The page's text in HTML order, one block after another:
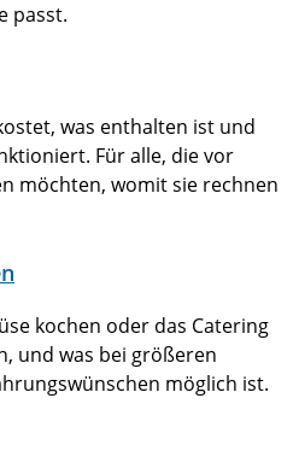
passt.
was enthalten ist und
Für alle, die vor
möchten, womit sie rechnen
kochen oder das Catering
und was bei größeren
möglich ist.